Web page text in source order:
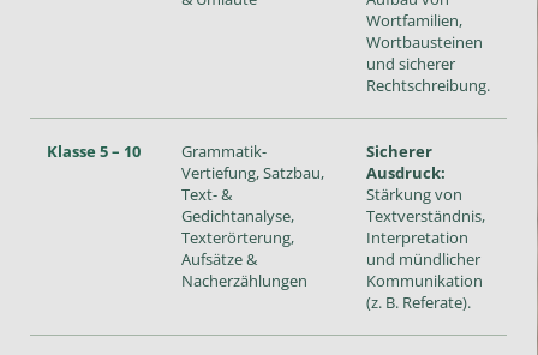
Wortfamilien,
Wortbausteinen
und sicherer
Rechtschreibung.
Klasse 5 – 10
Grammatik-
Vertiefung, Satzbau,
Text- &
Gedichtanalyse,
Texterörterung,
Aufsätze &
Nacherzählungen
Sicherer
Ausdruck:
Stärkung von
Textverständnis,
Interpretation
und mündlicher
Kommunikation
(z. B. Referate).